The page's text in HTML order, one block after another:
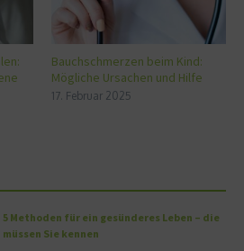
Bauchschmerzen beim Kind:
Mögliche Ursachen und Hilfe
17. Februar 2025
5 Methoden für ein gesünderes Leben – die
müssen Sie kennen